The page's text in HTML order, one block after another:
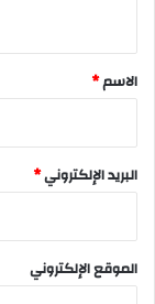
*
الاسم*
البريد الإلكتروني*
الموقع الإلكتروني